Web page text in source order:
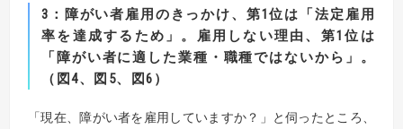
3 ：障がい者雇用のきっかけ、第1位は「法定雇用
率を達成するため」。雇用しない理由、第1 位は
「障がい者に適した業種・職種ではないから」。
（図4、図 5、図6 ）
「現在、障がい者を雇用していますか？」と伺ったところ、